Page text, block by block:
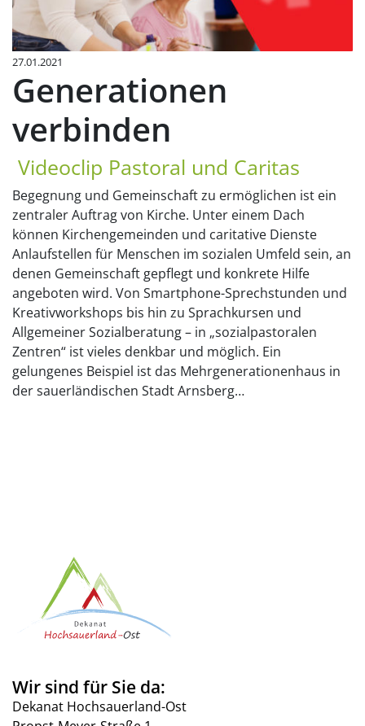
27.01.2021
Generationen
verbinden
Videoclip Pastoral und Caritas
Begegnung und Gemeinschaft zu ermöglichen ist ein
zentraler Auftrag von Kirche. Unter einem Dach
können Kirchengemeinden und caritative Dienste
Anlaufstellen für Menschen im sozialen Umfeld sein, an
denen Gemeinschaft gepflegt und konkrete Hilfe
angeboten wird. Von Smartphone-Sprechstunden und
Kreativworkshops bis hin zu Sprachkursen und
Allgemeiner Sozialberatung – in „sozialpastoralen
Zentren“ ist vieles denkbar und möglich. Ein
gelungenes Beispiel ist das Mehrgenerationenhaus in
der sauerländischen Stadt Arnsberg…
Wir sind für Sie da:
Dekanat Hochsauerland-Ost